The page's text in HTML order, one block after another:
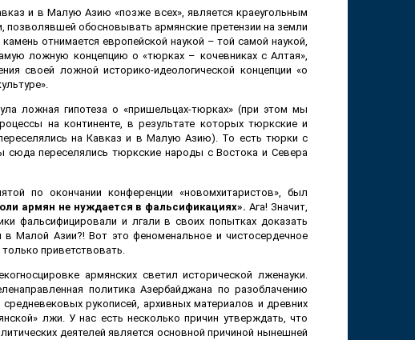
и в Малую Азию «позже всех», является краеугольным
позволявшей обосновывать армянские претензии на земли
отнимается европейской наукой – той самой наукой,
ложную концепцию о «тюрках – кочевниках с Алтая»,
своей ложной историко-идеологической концепции «о
ложная гипотеза о «пришельцах-тюрках» (при этом мы
на континенте, в результате которых тюркские и
на Кавказ и в Малую Азию). То есть тюрки с
переселялись тюркские народы с Востока и Севера
по окончании конференции «новомхитаристов», был
армян не нуждается в фальсификациях». Ага! Значит,
фальсифицировали и лгали в своих попытках доказать
Малой Азии?! Вот это феноменальное и чистосердечное
приветствовать.
армянских светил исторической лженауки.
политика Азербайджана по разоблачению
рукописей, архивных материалов и древних
лжи. У нас есть несколько причин утверждать, что
деятелей является основной причиной нынешней